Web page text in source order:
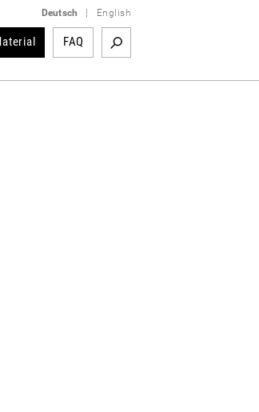
Deutsch English
FAQ